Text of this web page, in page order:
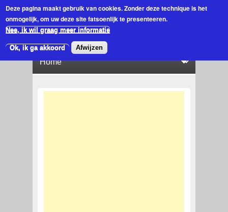
Deze pagina maakt gebruik van cookies.Zonder deze technique is het
onmogelijk, om uw deze site fatsoenlijk te presenteeren.
Nee, ik wil graag meer informatie
Ok, ik ga akkoord Afwijzen